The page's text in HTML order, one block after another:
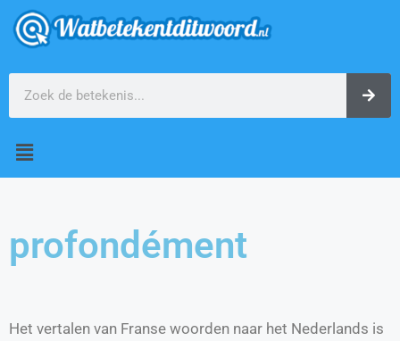
profondément
Het vertalen van Franse woorden naar het Nederlands is